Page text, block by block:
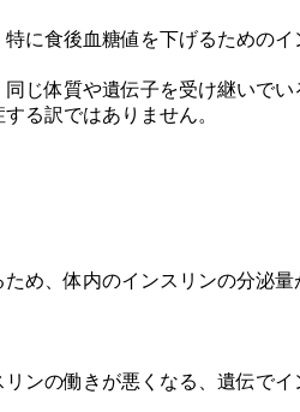
に食後血糖値を下げるための
じ体質や遺伝子を受け継いでい
る訳ではありません。
め、体内のインスリンの分泌量
ンの働きが悪くなる、遺伝で